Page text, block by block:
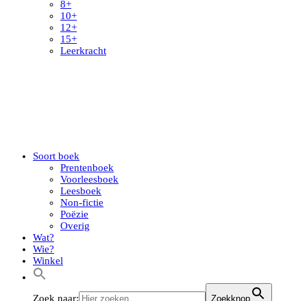
8+
10+
12+
15+
Leerkracht
Soort boek
Prentenboek
Voorleesboek
Leesboek
Non-fictie
Poëzie
Overig
Wat?
Wie?
Winkel
Zoek naar: Zoekknop